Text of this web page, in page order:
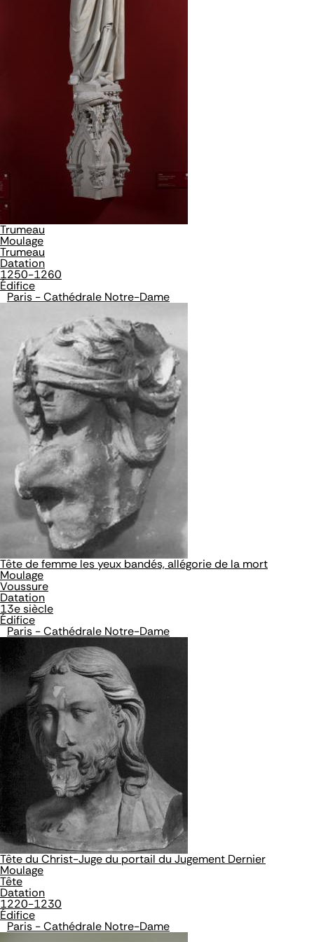
Trumeau
Moulage
Trumeau
Datation
1250-1260
Édifice
Paris - Cathédrale Notre-Dame
Tête de femme les yeux bandés, allégorie de la mort
Moulage
Voussure
Datation
13e siècle
Édifice
Paris - Cathédrale Notre-Dame
Tête du Christ-Juge du portail du Jugement Dernier
Moulage
Tête
Datation
1220-1230
Édifice
Paris - Cathédrale Notre-Dame